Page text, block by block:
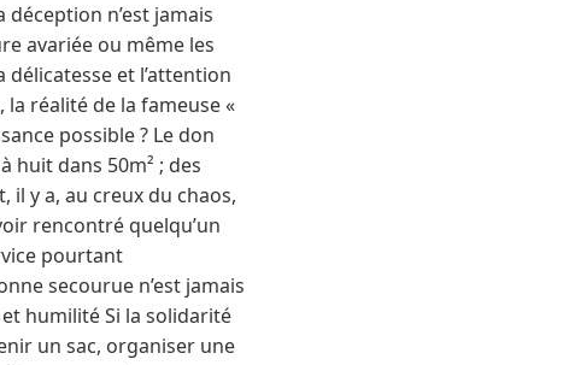
n’est jamais
avariée ou même les
et l’attention
réalité de la fameuse «
possible ? Le don
huit dans 50m² ; des
y a, au creux du chaos,
rencontré quelqu’un
pourtant
secourue n’est jamais
humilité Si la solidarité
un sac, organiser une